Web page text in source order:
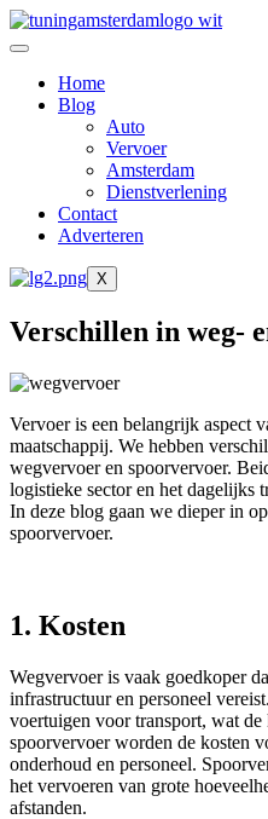
Ga
naar
inhoudHome
Blog
Auto
Vervoer
Amsterdam
Dienstverlening
Contact
Adverteren
X
Verschillen in weg-
Vervoer is een belangrijk aspect
maatschappij. We hebben
wegvervoer en spoorvervoer.
logistieke sector en het dagelijks
In deze blog gaan we dieper in
spoorvervoer.
1. Kosten
Wegvervoer is vaak goedkoper
infrastructuur en personeel
voertuigen voor transport, wat
spoorvervoer worden de kosten
onderhoud en personeel.
het vervoeren van grote
afstanden.